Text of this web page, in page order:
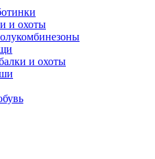
и охоты
и охоты